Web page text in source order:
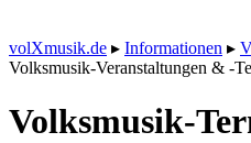
volXmusik.de ▸ Informationen ▸
Volksmusik-Veranstaltungen & -
Volksmusik-